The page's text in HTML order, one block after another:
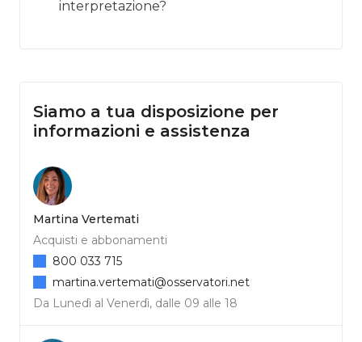
interpretazione?
Siamo a tua disposizione per
informazioni e assistenza
Martina Vertemati
Acquisti e abbonamenti
Da Lunedì al Venerdì, dalle 09 alle 18
800 033 715
martina.vertemati@osservatori.net